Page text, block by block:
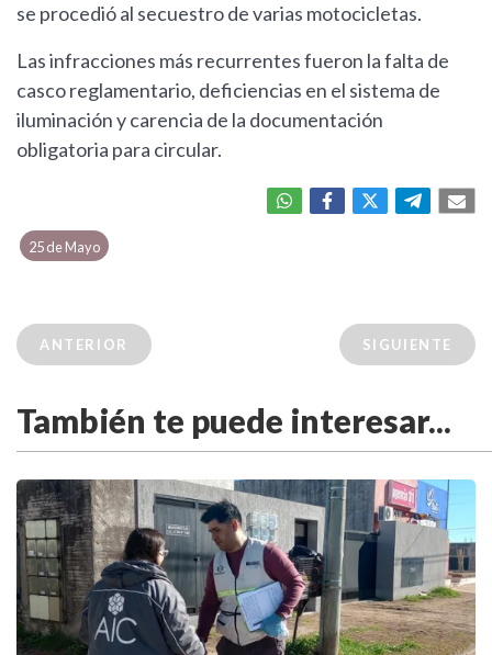
se procedió al secuestro de varias motocicletas.
Las infracciones más recurrentes fueron la falta de
casco reglamentario, deficiencias en el sistema de
iluminación y carencia de la documentación
obligatoria para circular.
25 de Mayo
ANTERIOR SIGUIENTE
También te puede interesar...